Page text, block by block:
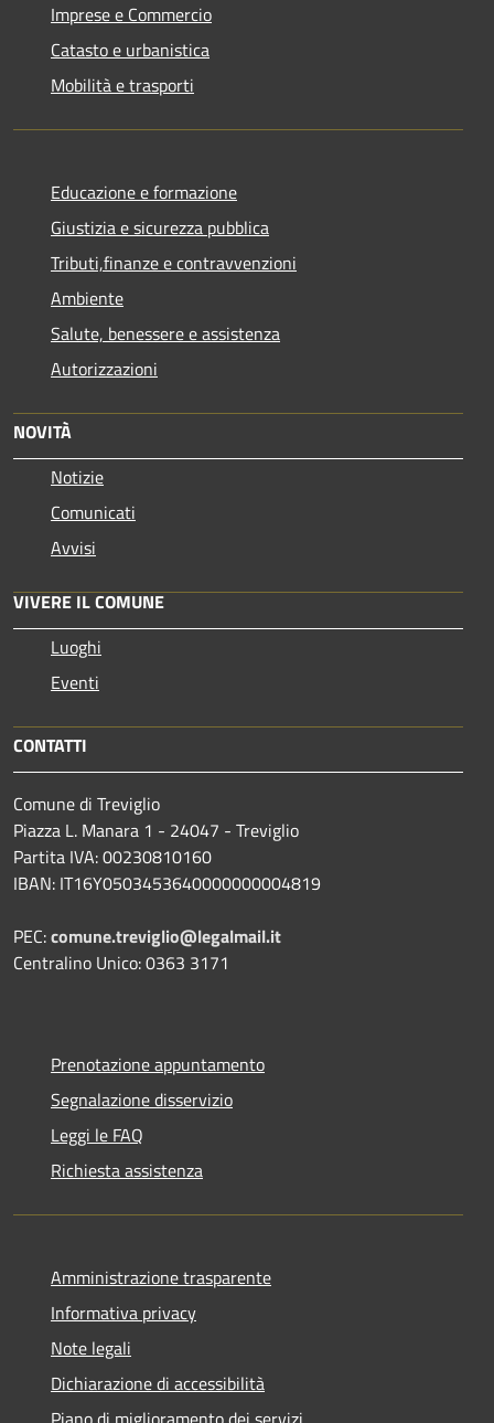
Imprese e Commercio
Catasto e urbanistica
Mobilità e trasporti
Educazione e formazione
Giustizia e sicurezza pubblica
Tributi,finanze e contravvenzioni
Ambiente
Salute, benessere e assistenza
Autorizzazioni
NOVITÀ
Notizie
Comunicati
Avvisi
VIVERE IL COMUNE
Luoghi
Eventi
CONTATTI
Comune di Treviglio
Piazza L. Manara 1 - 24047 - Treviglio
Partita IVA: 00230810160
IBAN: IT16Y0503453640000000004819
PEC:comune.treviglio@legalmail.it
Centralino Unico: 0363 3171
Prenotazione appuntamento
Segnalazione disservizio
Leggi le FAQ
Richiesta assistenza
Amministrazione trasparente
Informativa privacy
Note legali
Dichiarazione di accessibilità